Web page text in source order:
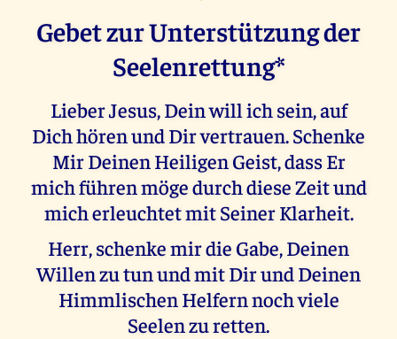
Gebet zur Unterstützung der
Seelenrettung*
Lieber Jesus, Dein will ich sein, auf
Dich hören und Dir vertrauen. Schenke
Mir Deinen Heiligen Geist, dass Er
mich führen möge durch diese Zeit und
mich erleuchtet mit Seiner Klarheit.
Herr, schenke mir die Gabe, Deinen
Willen zu tun und mit Dir und Deinen
Himmlischen Helfern noch viele
Seelen zu retten.